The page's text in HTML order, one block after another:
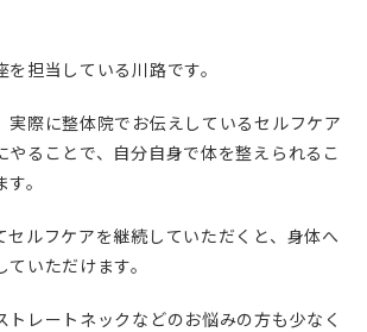
担当している川路です。
実際に整体院でお伝えしているセルフケア
やることで、自分自身で体を整えられるこ
。
セルフケアを継続していただくと、身体へ
いただけます。
トレートネックなどのお悩みの方も少なく